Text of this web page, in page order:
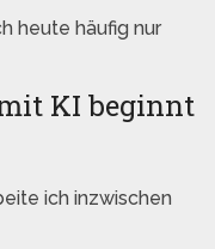
heute häufig nur
KI beginnt
ich inzwischen